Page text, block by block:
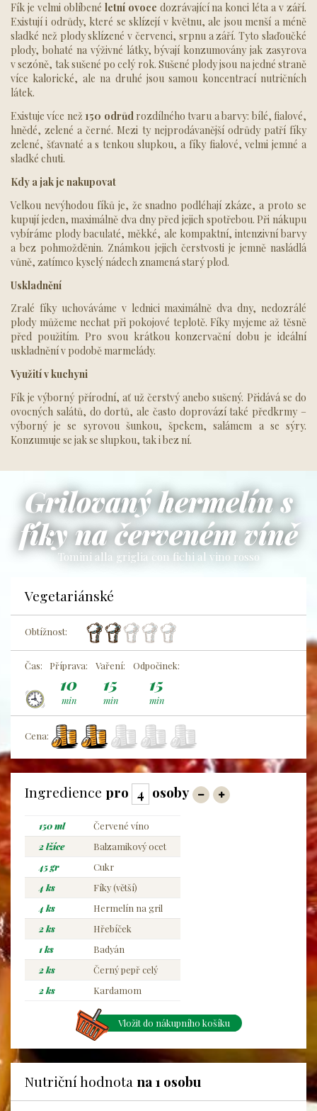
Fík je velmi oblíbené letní ovoce dozrávající na konci léta a v září.
Existují i odrůdy, které se sklízejí v květnu, ale jsou menší a méně
sladké než plody sklízené v červenci, srpnu a září. Tyto slaďoučké
plody, bohaté na výživné látky, bývají konzumovány jak zasyrova
v sezóně, tak sušené po celý rok. Sušené plody jsou na jedné straně
více kalorické, ale na druhé jsou samou koncentrací nutričních
látek.
Existuje více než150 odrůdrozdílného tvaru a barvy: bílé, fialové,
hnědé, zelené a černé. Mezi ty nejprodávanější odrůdy patří fíky
zelené, šťavnaté a s tenkou slupkou, a fíky fialové, velmi jemné a
sladké chuti.
Kdy a jak je nakupovat
Velkou nevýhodou fíků je, že snadno podléhají zkáze, a proto se
kupují jeden, maximálně dva dny před jejich spotřebou. Při nákupu
vybíráme plody baculaté, měkké, ale kompaktní, intenzivní barvy
a bez pohmožděnin. Známkou jejich čerstvosti je jemně nasládlá
vůně, zatímco kyselý nádech znamená starý plod.
Uskladnění
Zralé fíky uchováváme v lednici maximálně dva dny, nedozrálé
plody můžeme nechat při pokojové teplotě. Fíky myjeme až těsně
před použitím. Pro svou krátkou konzervační dobu je ideální
uskladnění v podobě marmelády.
Využití v kuchyni
Fík je výborný přírodní, ať už čerstvý anebo sušený. Přidává se do
ovocných salátů, do dortů, ale často doprovází také předkrmy –
výborný je se syrovou šunkou, špekem, salámem a se sýry.
Konzumuje se jak se slupkou, tak i bez ní.
Grilovaný hermelín s
fíky na červeném víně
Tomini alla griglia con fichi al vino rosso
Vegetariánské
Obtížnost:
Čas: Příprava: Vaření: Odpočinek:
10
min
15
min
15
min
Cena:
Ingredience pro osoby
150 ml
Červené víno
2 lžíce
Balzamikový ocet
45 gr
Cukr
4 ks
Fíky (větší)
4 ks
Hermelín na gril
2 ks
Hřebíček
1 ks
Badyán
2 ks
Černý pepř celý
2 ks
Kardamom
Vložit do nákupního košíku
Nutriční hodnota na 1 osobu